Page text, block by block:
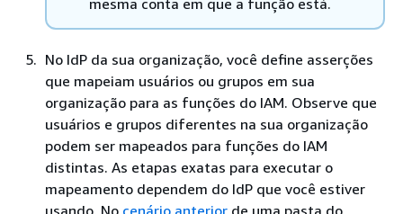
mesma conta em que a função está.
No IdP da sua organização, você define asserções
que mapeiam usuários ou grupos em sua
organização para as funções do IAM. Observe que
usuários e grupos diferentes na sua organização
podem ser mapeados para funções do IAM
distintas. As etapas exatas para executar o
mapeamento dependem do IdP que você estiver